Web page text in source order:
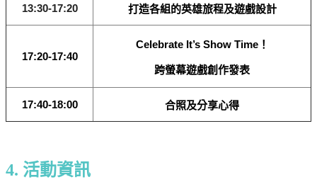
13:30-17:20 打造各組的英雄旅程及遊戲設計
17:20-17:40
Celebrate It’s Show Time！
跨螢幕遊戲創作發表
17:40-18:00 合照及分享心得
4. 活動資訊